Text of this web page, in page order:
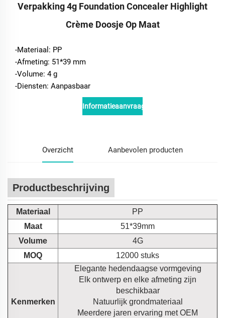
Verpakking 4g Foundation Concealer Highlight
Crème Doosje Op Maat
-Materiaal: PP
-Afmeting: 51*39 mm
-Volume: 4 g
-Diensten: Aanpasbaar
Informatieaanvraag
Overzicht Aanbevolen producten
Productbeschrijving
Materiaal
PP
Maat
51*39mm
Volume
4G
MOQ
12000 stuks
Kenmerken
Elegante hedendaagse vormgeving
Elk ontwerp en elke afmeting zijn
beschikbaar
Natuurlijk grondmateriaal
Meerdere jaren ervaring met OEM